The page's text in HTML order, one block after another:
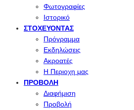
Φωτογραφίες
Ιστορικό
ΣΤΟΧΕΎΟΝΤΑΣ
Πρόγραμμα
Εκδηλώσεις
Ακροατές
Η Περιοχη μας
ΠΡΟΒΟΛΉ
Διαφήμιση
Προβολή